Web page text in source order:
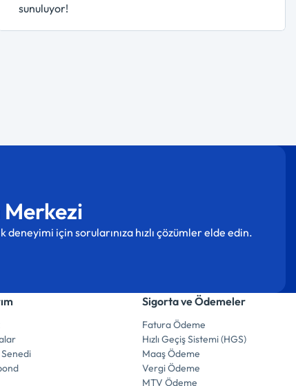
sunuluyor!
Merkezi
deneyimi için sorularınıza hızlı çözümler elde edin.
Senedi
Sigorta ve Ödemeler
Fatura Ödeme
Hızlı Geçiş Sistemi (HGS)
Maaş Ödeme
Vergi Ödeme
MTV Ödeme